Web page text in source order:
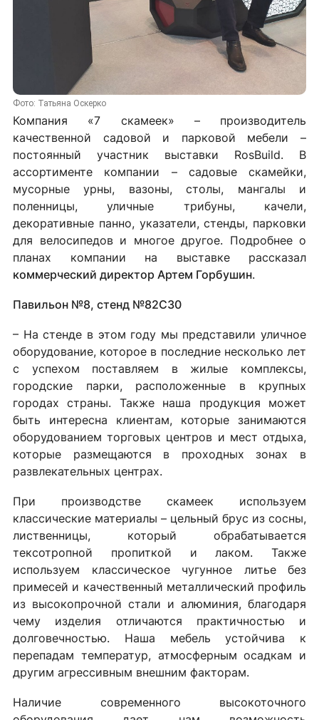
Фото: Татьяна Оскерко
Компания «7 скамеек» – производитель
качественной садовой и парковой мебели –
постоянный участник выставки RosBuild. В
ассортименте компании – садовые скамейки,
мусорные урны, вазоны, столы, мангалы и
поленницы, уличные трибуны, качели,
декоративные панно, указатели, стенды, парковки
для велосипедов и многое другое. Подробнее о
планах компании на выставке рассказал
коммерческий директор Артем Горбушин.
Павильон №8, стенд №82C30
– На стенде в этом году мы представили уличное
оборудование, которое в последние несколько лет
с успехом поставляем в жилые комплексы,
городские парки, расположенные в крупных
городах страны. Также наша продукция может
быть интересна клиентам, которые занимаются
оборудованием торговых центров и мест отдыха,
которые размещаются в проходных зонах в
развлекательных центрах.
При производстве скамеек используем
классические материалы – цельный брус из сосны,
лиственницы, который обрабатывается
тексотропной пропиткой и лаком. Также
используем классическое чугунное литье без
примесей и качественный металлический профиль
из высокопрочной стали и алюминия, благодаря
чему изделия отличаются практичностью и
долговечностью. Наша мебель устойчива к
перепадам температур, атмосферным осадкам и
другим агрессивным внешним факторам.
Наличие современного высокоточного